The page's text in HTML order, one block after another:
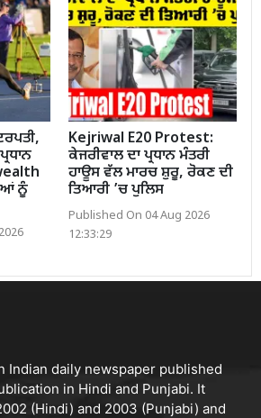
ਨੂੰ
Kejriwal E20 Protest:
ਕੇਜਰੀਵਾਲ ਦਾ ਪ੍ਰਧਾਨ ਮੰਤਰੀ
ਹਾਊਸ ਵੱਲ ਮਾਰਚ ਸ਼ੁਰੂ, ਰੋਕਣ ਦੀ
ਤਿਆਰੀ ’ਚ ਪੁਲਿਸ
Published On 04 Aug 2026
12:33:29
Indian daily newspaper published
in Hindi and Punjabi. It
(Hindi) and 2003 (Punjabi) and